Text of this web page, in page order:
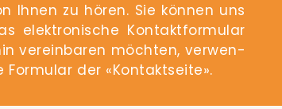
Ihnen zu hören. Sie kön­nen uns
elek­tro­ni­sche Kon­takt­for­mu­lar
ver­ein­ba­ren möch­ten, ver­wen­
der «Kon­takt­sei­te».